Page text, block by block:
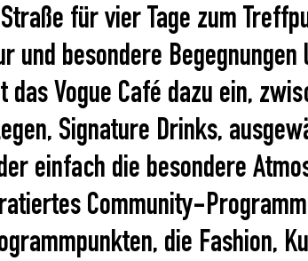
für vier Tage zum
und besondere Begegnungen
das Vogue Café dazu ein,
Signature Drinks,
einfach die besondere
Community-
die Fashion,